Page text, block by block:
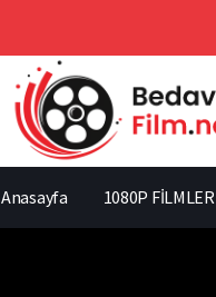
Anasayfa 1080P FİLMLER